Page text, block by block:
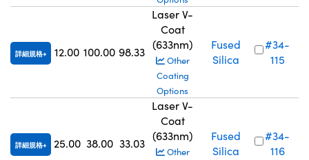
詳細規格 12.00 100.00 98.33
Laser V-
Coat
(633nm)
Other
Coating
Options
Fused
Silica
#34-
115
詳細規格 25.00 38.00 33.03
Laser V-
Coat
(633nm)
Other
Fused
Silica
#34-
116